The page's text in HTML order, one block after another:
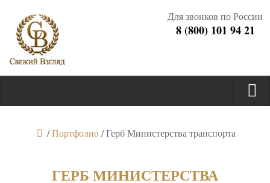
Для звонков по России
8 (800) 101 94 21
/Портфолио /Герб Министерства транспорта
ГЕРБ МИНИСТЕРСТВА